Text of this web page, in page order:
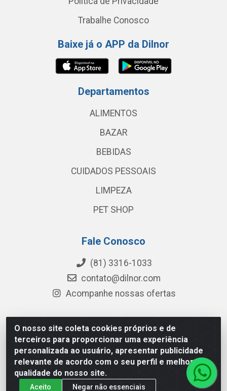
O nosso site coleta cookies próprios e de
terceiros para proporcionar uma experiência
personalizada ao usuário, apresentar publicidade
relevante de acordo com o seu perfil e melhorar a
qualidade do nosso site.
Aceito Negar não essenciais
Trabalhe Conosco
Baixe já o APP da Dilnor
Departamentos
ALIMENTOS
BAZAR
BEBIDAS
CUIDADOS PESSOAIS
LIMPEZA
PET SHOP
Fale Conosco
(81) 3316-1033
contato@dilnor.com
Acompanhe nossas ofertas
Dilnor Distribuidora - Rua Professor Joaquim Cavalcanti,
975 - Iputinga - Recife/PE - CEP 50800-010 - CNPJ
04.054.534/0001-51